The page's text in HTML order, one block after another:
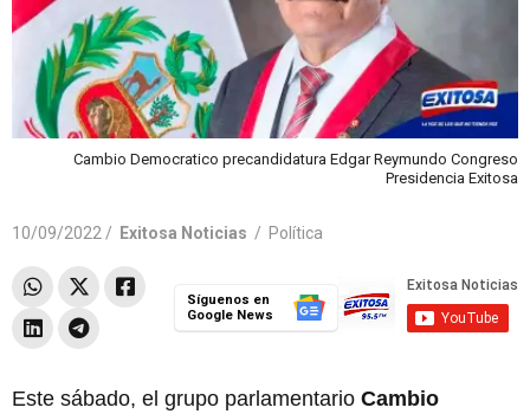
Cambio Democratico precandidatura Edgar Reymundo Congreso
Presidencia Exitosa
10/09/2022 / Exitosa Noticias / Política
Síguenos en
Google News
Este sábado, el grupo parlamentario Cambio